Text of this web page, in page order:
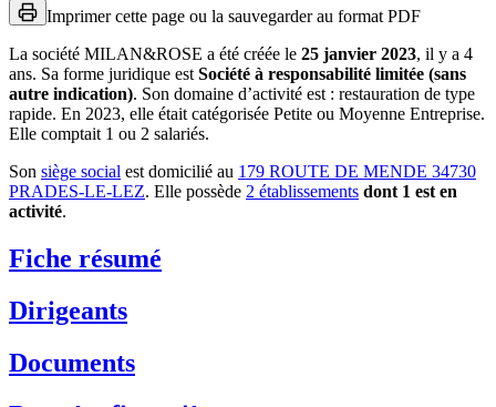
Imprimer cette page ou la sauvegarder au format PDF
La société MILAN&ROSE a été créée le 25 janvier 2023, il y a 4
ans. Sa forme juridique est Société à responsabilité limitée (sans
autre indication). Son domaine d’activité est : restauration de type
rapide. En 2023, elle était catégorisée Petite ou Moyenne Entreprise.
Elle comptait 1 ou 2 salariés.
Son siège social est domicilié au 179 ROUTE DE MENDE 34730
PRADES-LE-LEZ. Elle possède 2 établissements dont 1 est en
activité.
Fiche résumé
Dirigeants
Documents